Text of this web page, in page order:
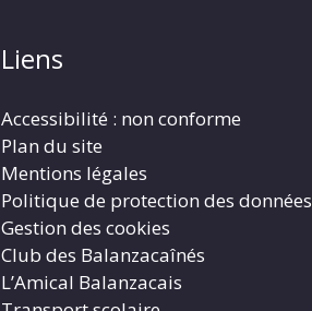
Liens
Accessibilité : non conforme
Plan du site
Mentions légales
Politique de protection des données
Gestion des cookies
Club des Balanzacaînés
L’Amical Balanzacais